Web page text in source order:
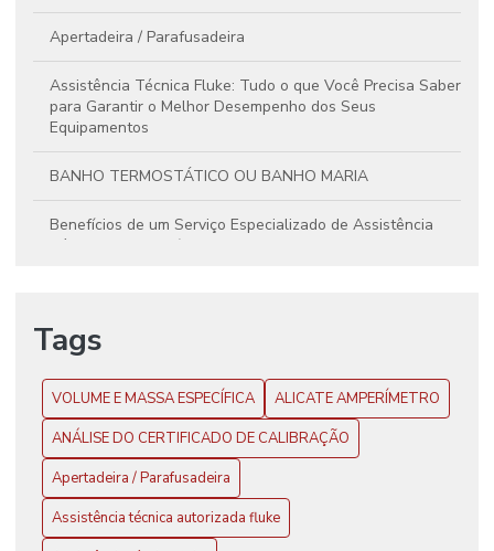
Apertadeira / Parafusadeira
Assistência Técnica Fluke: Tudo o que Você Precisa Saber
para Garantir o Melhor Desempenho dos Seus
Equipamentos
BANHO TERMOSTÁTICO OU BANHO MARIA
Benefícios de um Serviço Especializado de Assistência
Técnica para Multímetros Fluke
Calibração de Balança
CALIBRAÇÃO DE CÂMARA CLIMÁTICA
Calibração de Equipamentos: Precisão e Confiabilidade
nos Resultados
Calibração de Equipamentos: Precisão e Confiabilidade
Tags
VOLUME E MASSA ESPECÍFICA
ALICATE AMPERÍMETRO
ANÁLISE DO CERTIFICADO DE CALIBRAÇÃO
Apertadeira / Parafusadeira
Assistência técnica autorizada fluke